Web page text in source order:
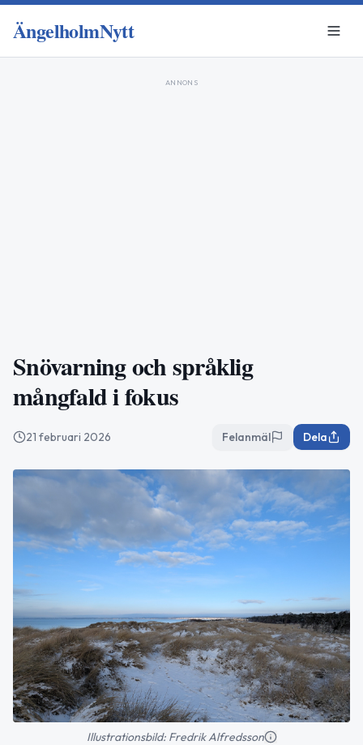
ÄngelholmNytt
ANNONS
Snövarning och språklig
mångfald i fokus
21 februari 2026 Felanmäl Dela
Illustrationsbild: Fredrik Alfredsson